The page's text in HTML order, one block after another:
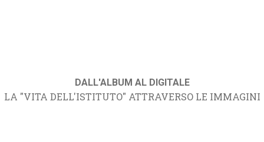
DALL'ALBUM AL DIGITALE
LA "VITA DELL'ISTITUTO" ATTRAVERSO LE IMMAGINI